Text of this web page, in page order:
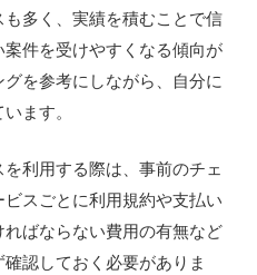
多く、実績を積むことで信
件を受けやすくなる傾向が
を参考にしながら、自分に
ます。
利用する際は、事前のチェ
スごとに利用規約や支払い
ばならない費用の有無など
認しておく必要がありま